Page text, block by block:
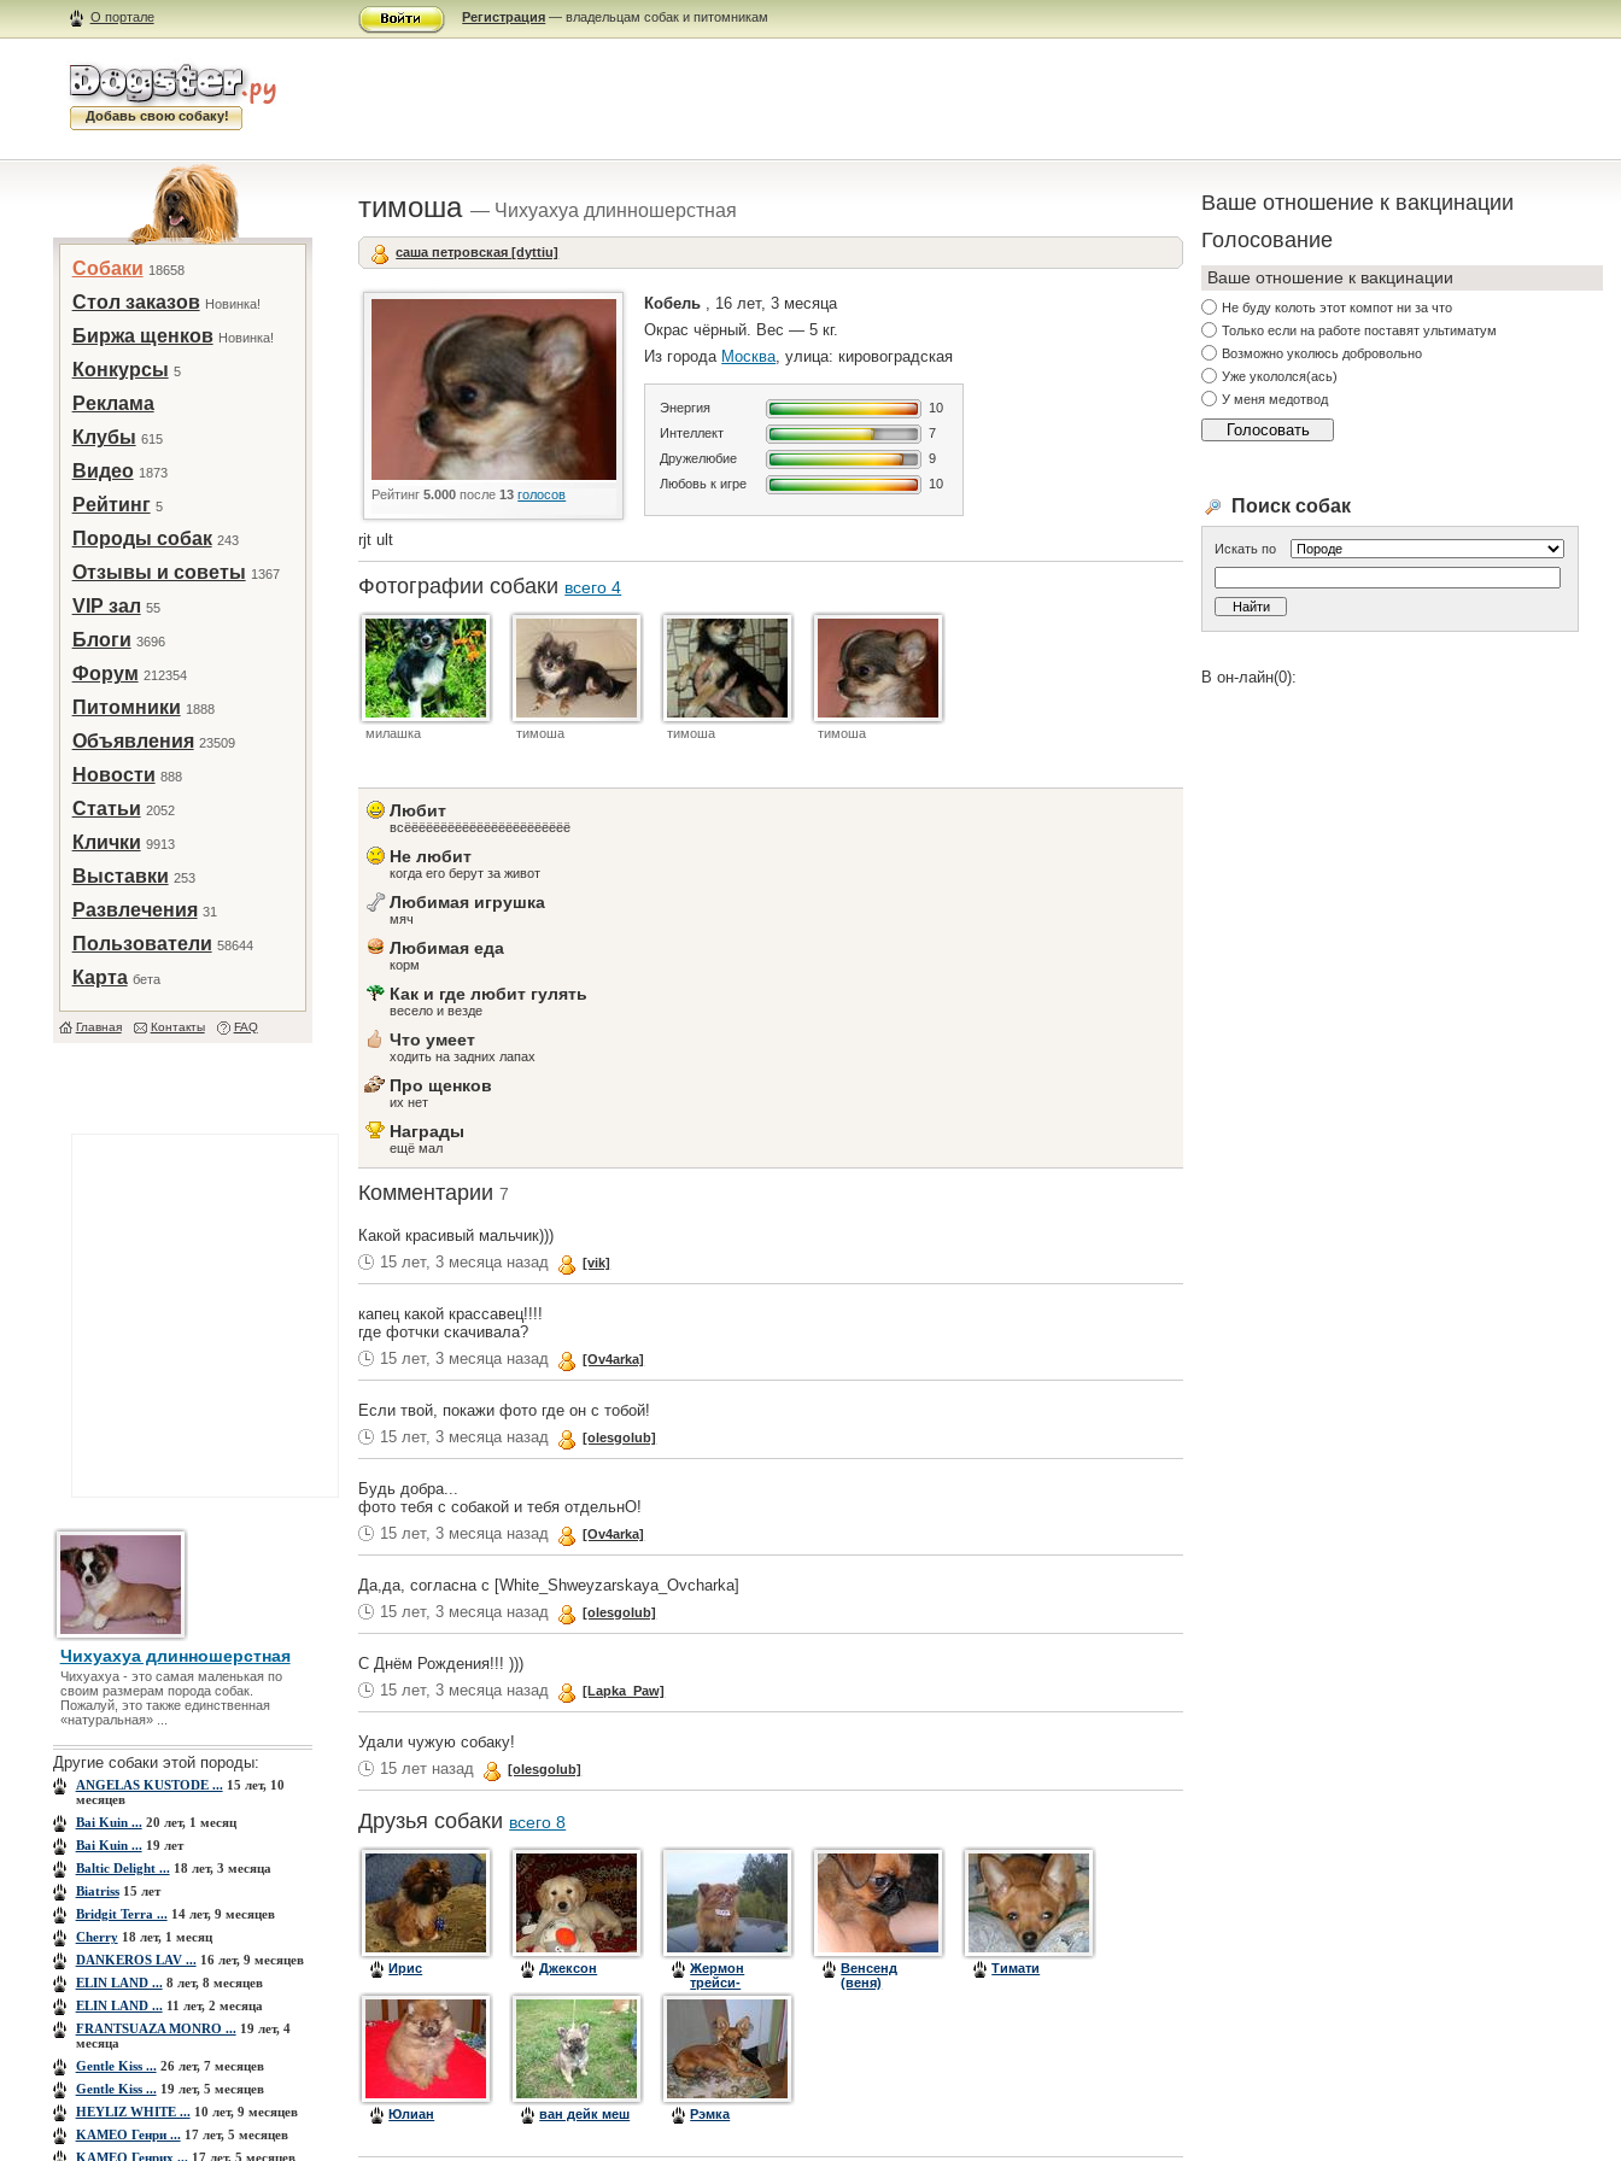
О портале Регистрация — владельцам собак и питомникам
Добавь свою собаку!
Собаки 18658
Стол заказов Новинка!
Биржа щенков Новинка!
Конкурсы 5
Реклама
Клубы 615
Видео 1873
Рейтинг 5
Породы собак 243
Отзывы и советы 1367
VIP зал 55
Блоги 3696
Форум 212354
Питомники 1888
Объявления 23509
Новости 888
Статьи 2052
Клички 9913
Выставки 253
Развлечения 31
Пользователи 58644
Карта бета
Главная Контакты FAQ
Чихуахуа длинношерстная
Чихуахуа - это самая маленькая по
своим размерам порода собак.
Пожалуй, это также единственная
«натуральная» ...
Другие собаки этой породы:
ANGELAS KUSTODE ...15 лет, 10
месяцев
Bai Kuin ...20 лет, 1 месяц
Bai Kuin ...19 лет
Baltic Delight ...18 лет, 3 месяца
Biatriss15 лет
Bridgit Terra ...14 лет, 9 месяцев
Cherry18 лет, 1 месяц
DANKEROS LAV ...16 лет, 9 месяцев
ELIN LAND ...8 лет, 8 месяцев
ELIN LAND ...11 лет, 2 месяца
FRANTSUAZA MONRO ...19 лет, 4
месяца
Gentle Kiss ...26 лет, 7 месяцев
Gentle Kiss ...19 лет, 5 месяцев
HEYLIZ WHITE ...10 лет, 9 месяцев
KAMEO Генри ...17 лет, 5 месяцев
KAMEO Генрих ...17 лет, 5 месяцев
тимоша— Чихуахуа длинношерстная
саша петровская [dyttiu]
Рейтинг5.000 после13 голосов
Кобель , 16 лет, 3 месяца
Окрас чёрный. Вес — 5 кг.
Из города Москва, улица: кировоградская
Энергия
10
Интеллект
7
Дружелюбие
9
Любовь к игре
10
rjt ult
Фотографии собаки всего 4
милашка тимоша тимоша тимоша
Любит
всёёёёёёёёёёёёёёёёёёёёёёё
Не любит
когда его берут за живот
Любимая игрушка
мяч
Любимая еда
корм
Как и где любит гулять
весело и везде
Что умеет
ходить на задних лапах
Про щенков
их нет
Награды
ещё мал
Комментарии7
Какой красивый мальчик)))
15 лет, 3 месяца назад
[vik]
капец какой крассавец!!!!
где фотчки скачивала?
15 лет, 3 месяца назад
[Ov4arka]
Если твой, покажи фото где он с тобой!
15 лет, 3 месяца назад
[olesgolub]
Будь добра...
фото тебя с собакой и тебя отдельнО!
15 лет, 3 месяца назад
[Ov4arka]
Да,да, согласна с [White_Shweyzarskaya_Ovcharka]
15 лет, 3 месяца назад
[olesgolub]
С Днём Рождения!!! )))
15 лет, 3 месяца назад
[Lapka_Paw]
Удали чужую собаку!
15 лет назад
[olesgolub]
Друзья собаки всего 8
Ирис Джексон
Жермон
трейси-
Victoria
Венсенд
(веня)
Тимати
Юлиан ван дейк меш Рэмка
Ваше отношение к вакцинации
Голосование
Ваше отношение к вакцинации
Не буду колоть этот компот ни за что
Только если на работе поставят ультиматум
Возможно уколюсь добровольно
Уже укололся(ась)
У меня медотвод
Поиск собак
Искать по
В он-лайн(0):